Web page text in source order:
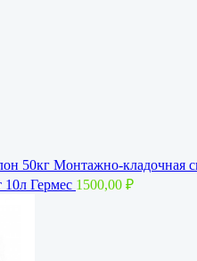
Монтажно-кладочная
Гермес 1500,00 ₽